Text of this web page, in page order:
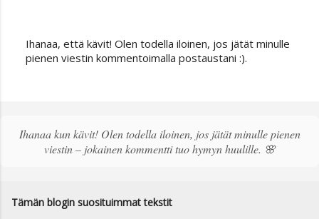
L
ä
k
e
Ihanaa, että kävit! Olen todella iloinen, jos jätät minulle
pienen viestin kommentoimalla postaustani :).
Ihanaa kun kävit! Olen todella iloinen, jos jätät minulle pienen
viestin – jokainen kommentti tuo hymyn huulille. 🌸
Tämän blogin suosituimmat tekstit